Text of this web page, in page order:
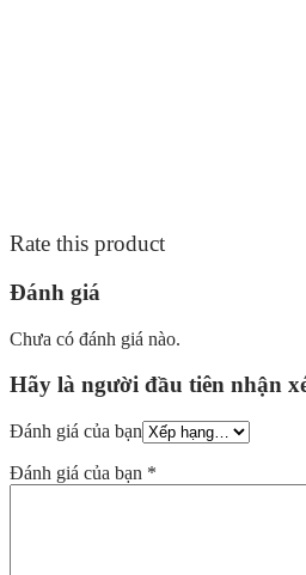
Rate this product
Đánh giá
Chưa có đánh giá nào.
Hãy là người đầu tiên nhận
Đánh giá của bạn
Đánh giá của bạn *